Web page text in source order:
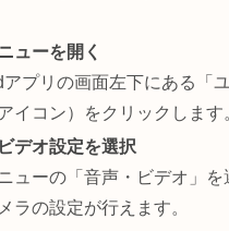
ューを開く
アプリの画面左下にある「
イコン）をクリックします
デオ設定を選択
ューの「音声・ビデオ」を
ラの設定が行えます。